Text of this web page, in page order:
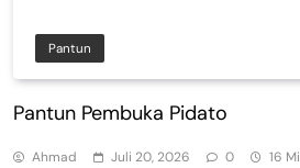
Pantun
Pantun Pembuka Pidato
Ahmad Juli 20, 2026 0 16